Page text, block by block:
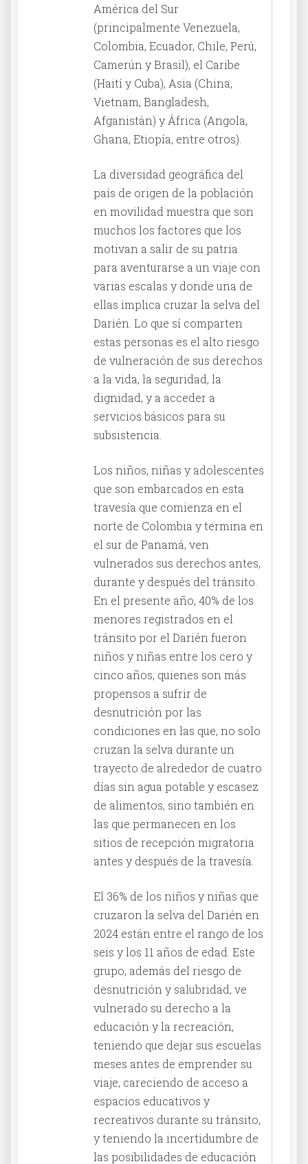
América del Sur
(principalmente Venezuela,
Colombia, Ecuador, Chile, Perú,
Camerún y Brasil), el Caribe
(Haití y Cuba), Asia (China,
Vietnam, Bangladesh,
Afganistán) y África (Angola,
Ghana, Etiopía, entre otros).
La diversidad geográfica del
país de origen de la población
en movilidad muestra que son
muchos los factores que los
motivan a salir de su patria
para aventurarse a un viaje con
varias escalas y donde una de
ellas implica cruzar la selva del
Darién. Lo que sí comparten
estas personas es el alto riesgo
de vulneración de sus derechos
a la vida, la seguridad, la
dignidad, y a acceder a
servicios básicos para su
subsistencia.
Los niños, niñas y adolescentes
que son embarcados en esta
travesía que comienza en el
norte de Colombia y termina en
el sur de Panamá, ven
vulnerados sus derechos antes,
durante y después del tránsito.
En el presente año, 40% de los
menores registrados en el
tránsito por el Darién fueron
niños y niñas entre los cero y
cinco años, quienes son más
propensos a sufrir de
desnutrición por las
condiciones en las que, no solo
cruzan la selva durante un
trayecto de alrededor de cuatro
días sin agua potable y escasez
de alimentos, sino también en
las que permanecen en los
sitios de recepción migratoria
antes y después de la travesía.
El 36% de los niños y niñas que
cruzaron la selva del Darién en
2024 están entre el rango de los
seis y los 11 años de edad. Este
grupo, además del riesgo de
desnutrición y salubridad, ve
vulnerado su derecho a la
educación y la recreación,
teniendo que dejar sus escuelas
meses antes de emprender su
viaje, careciendo de acceso a
espacios educativos y
recreativos durante su tránsito,
y teniendo la incertidumbre de
las posibilidades de educación